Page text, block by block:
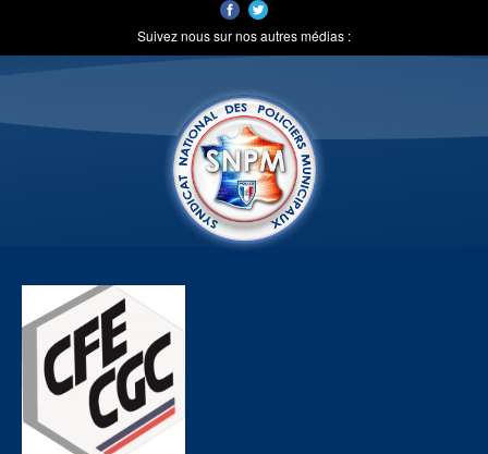
Suivez nous sur nos autres médias :